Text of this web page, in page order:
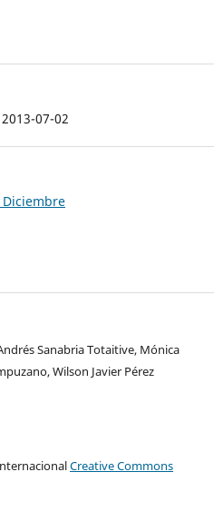
07-02
Diciembre
Sanabria Totaitive, Mónica
Wilson Javier Pérez
Creative Commons